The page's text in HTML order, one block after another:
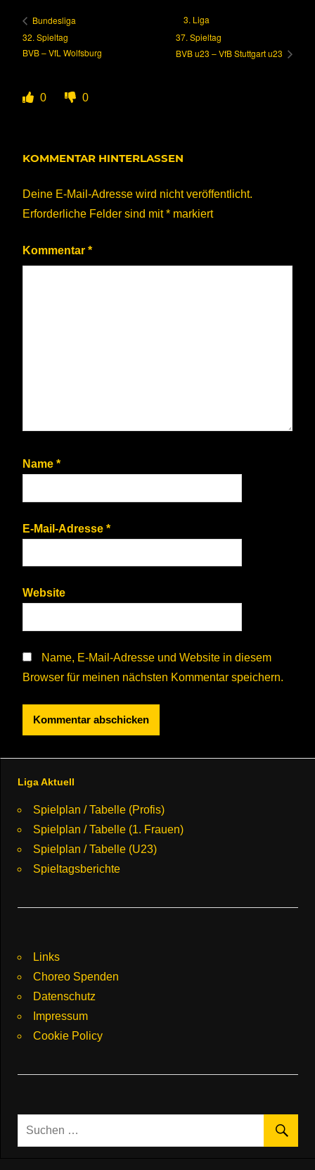
Bundesliga
32. Spieltag
BVB – VfL Wolfsburg
3. Liga
37. Spieltag
BVB u23 – VfB Stuttgart u23
0 0
KOMMENTAR HINTERLASSEN
Deine E-Mail-Adresse wird nicht veröffentlicht.
Erforderliche Felder sind mit* markiert
Kommentar *
Name *
E-Mail-Adresse *
Website
Name, E-Mail-Adresse und Website in diesem
Browser für meinen nächsten Kommentar speichern.
Liga Aktuell
Spielplan / Tabelle (Profis)
Spielplan / Tabelle (1. Frauen)
Spielplan / Tabelle (U23)
Spieltagsberichte
Links
Choreo Spenden
Datenschutz
Impressum
Cookie Policy